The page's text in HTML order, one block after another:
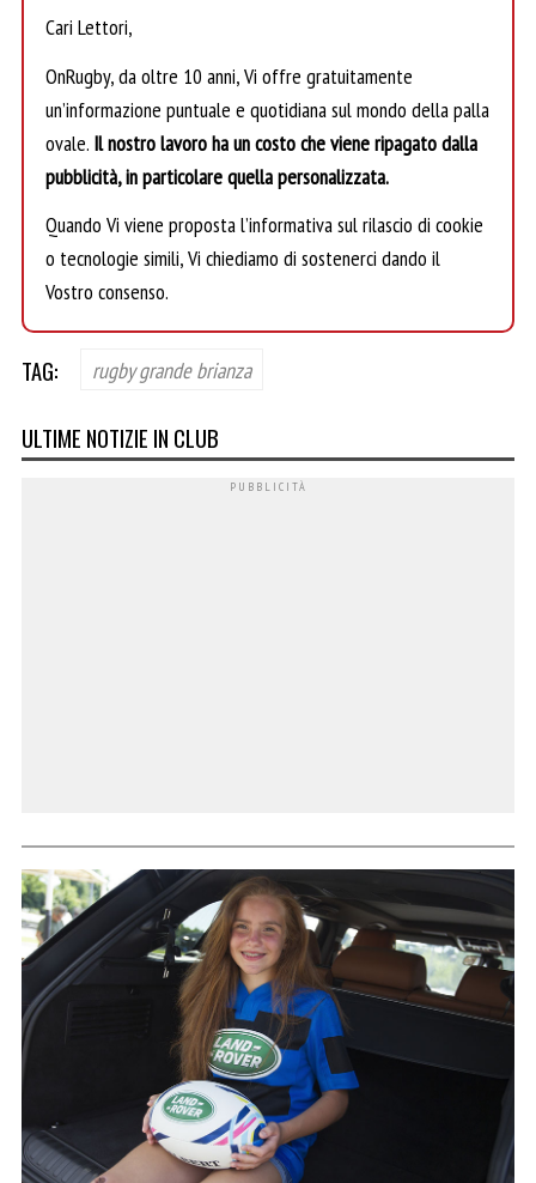
Cari Lettori,
OnRugby, da oltre 10 anni, Vi offre gratuitamente
un’informazione puntuale e quotidiana sul mondo della palla
ovale. Il nostro lavoro ha un costo che viene ripagato dalla
pubblicità, in particolare quella personalizzata.
Quando Vi viene proposta l’informativa sul rilascio di cookie
o tecnologie simili, Vi chiediamo di sostenerci dando il
Vostro consenso.
TAG: rugby grande brianza
ULTIME NOTIZIE IN CLUB